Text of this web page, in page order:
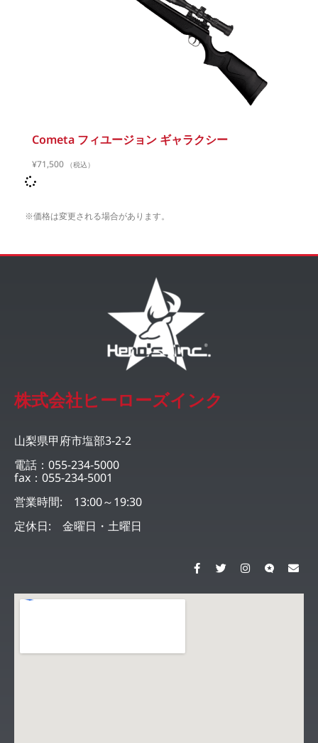
Cometa フィユージョン ギャラクシー
¥71,500 （税込）
※価格は変更される場合があります。
株式会社ヒーローズインク
山梨県甲府市塩部3-2-2
電話：055-234-5000
fax：055-234-5001
営業時間: 13:00～19:30
定休日: 金曜日・土曜日